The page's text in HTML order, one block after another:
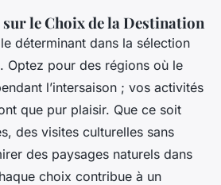
le Choix de la Destination
déterminant dans la sélection
Optez pour des régions où le
l’intersaison ; vos activités
que pur plaisir. Que ce soit
des visites culturelles sans
des paysages naturels dans
choix contribue à un